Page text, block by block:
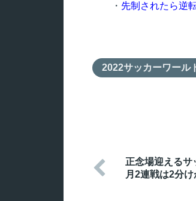
・ 先制されたら逆
2022サッカーワール

正念場迎えるサ
月2連戦は2分け